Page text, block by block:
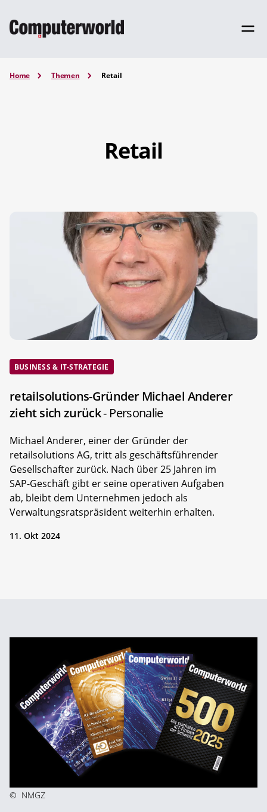
Home Themen Retail
Retail
BUSINESS & IT-STRATEGIE
retailsolutions-Gründer Michael Anderer
zieht sich zurück- Personalie
Michael Anderer, einer der Gründer der
retailsolutions AG, tritt als geschäftsführender
Gesellschafter zurück. Nach über 25 Jahren im
SAP-Geschäft gibt er seine operativen Aufgaben
ab, bleibt dem Unternehmen jedoch als
Verwaltungsratspräsident weiterhin erhalten.
11. Okt 2024
© NMGZ